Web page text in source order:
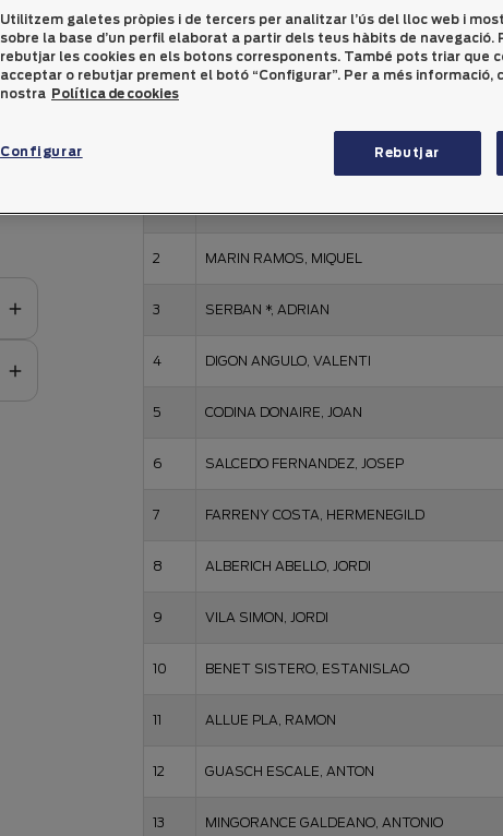
Scratx Masculí (Medal-
2 MARIN RAMOS, MIQUEL
3 SERBAN *, ADRIAN
4 DIGON ANGULO, VALENTI
5 CODINA DONAIRE, JOAN
6 SALCEDO FERNANDEZ, JOSEP
7 FARRENY COSTA, HERMENEGILD
8 ALBERICH ABELLO, JORDI
9 VILA SIMON, JORDI
10 BENET SISTERO, ESTANISLAO
11 ALLUE PLA, RAMON
12 GUASCH ESCALE, ANTON
13 MINGORANCE GALDEANO, ANTONIO
Utilitzem galetes pròpies i de tercers per analitzar l’ús del lloc web i
sobre la base d’un perfil elaborat a partir dels teus hàbits de navegació.
rebutjar les cookies en els botons corresponents. També pots triar que
acceptar o rebutjar prement el botó “Configurar”. Per a més informació,
nostra Política de cookies
Configurar Rebutjar